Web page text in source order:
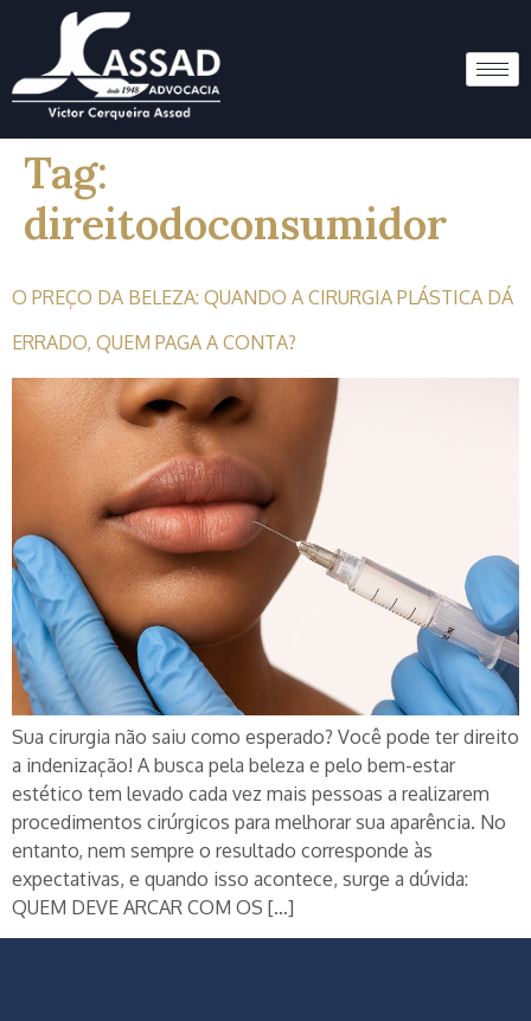
Tag:
direitodoconsumidor
O PREÇO DA BELEZA: QUANDO A CIRURGIA PLÁSTICA DÁ
ERRADO, QUEM PAGA A CONTA?
Sua cirurgia não saiu como esperado? Você pode ter direito
a indenização! A busca pela beleza e pelo bem-estar
estético tem levado cada vez mais pessoas a realizarem
procedimentos cirúrgicos para melhorar sua aparência. No
entanto, nem sempre o resultado corresponde às
expectativas, e quando isso acontece, surge a dúvida:
QUEM DEVE ARCAR COM OS […]